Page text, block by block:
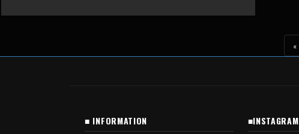
«
■ INFORMATION ■INSTAGRAM